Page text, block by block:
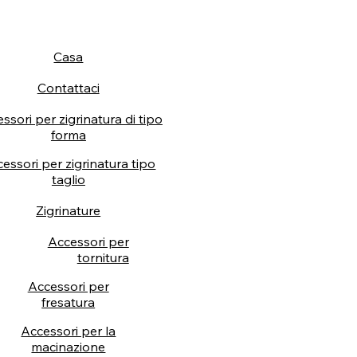
Casa
Contattaci
per zigrinatura di tipo
forma
per zigrinatura tipo
taglio
Zigrinature
Accessori per
tornitura
Accessori per
fresatura
Accessori per la
macinazione